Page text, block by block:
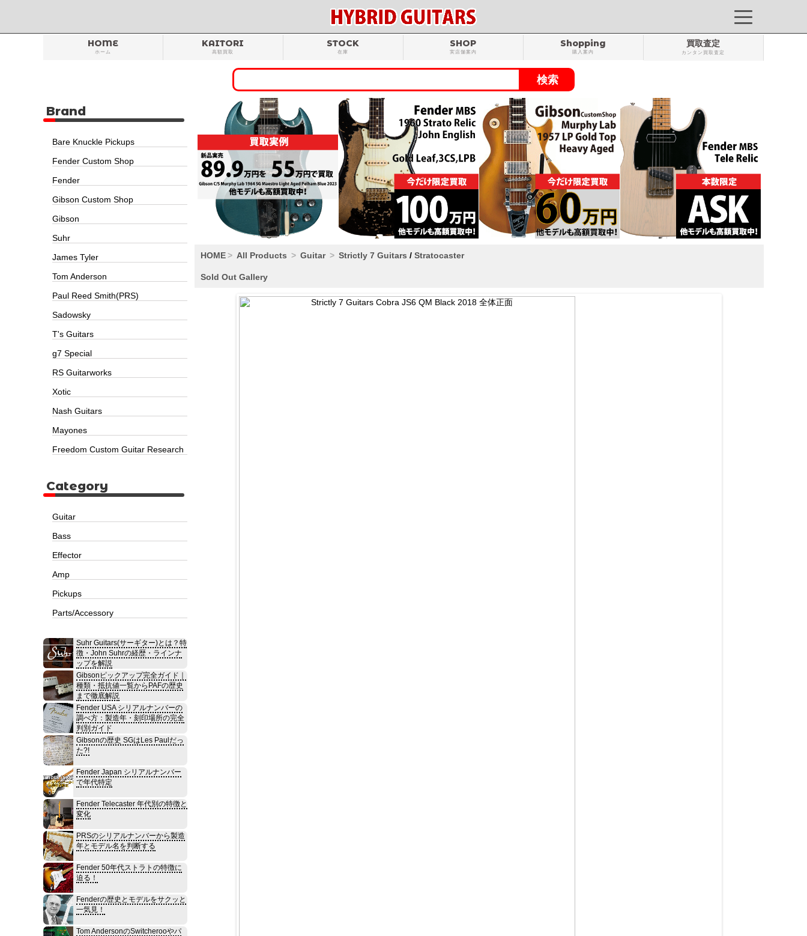
HOME
ホーム
KAITORI
高額買取
STOCK
在庫
SHOP
実店舗案内
Shopping
購入案内
買取査定
カンタン買取査定
HOME All Products Guitar Strictly 7 Guitars / Stratocaster
Sold Out Gallery
Brand
Bare Knuckle Pickups
Fender Custom Shop
Fender
Gibson Custom Shop
Gibson
Suhr
James Tyler
Tom Anderson
Paul Reed Smith(PRS)
Sadowsky
T's Guitars
g7 Special
RS Guitarworks
Xotic
Nash Guitars
Mayones
Freedom Custom Guitar Research
Category
Guitar
Bass
Effector
Amp
Pickups
Parts/Accessory
Suhr Guitars(サーギター)とは？特
徴・John Suhrの経歴・ラインナ
ップを解説
Gibsonピックアップ完全ガイド｜
種類・抵抗値一覧からPAFの歴史
まで徹底解説
Fender USA シリアルナンバーの
調べ方：製造年・刻印場所の完全
判別ガイド
Gibsonの歴史 SGはLes Paulだっ
た?!
Fender Japan シリアルナンバー
で年代特定
Fender Telecaster 年代別の特徴と
変化
PRSのシリアルナンバーから製造
年とモデル名を判断する
Fender 50年代ストラトの特徴に
迫る！
Fenderの歴史とモデルをサクッと
一気見！
Tom AndersonのSwitcherooやパ